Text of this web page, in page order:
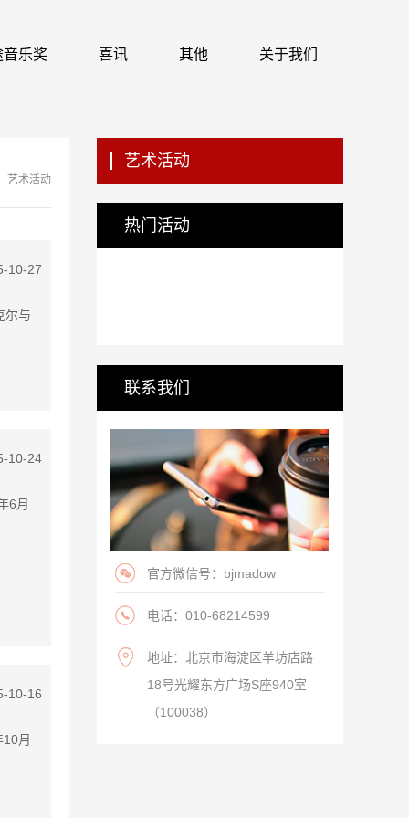
音乐奖 喜讯 其他 关于我们
艺术活动
10-27
尔与
10-24
6月
10-16
月
艺术活动
热门活动
联系我们
官方微信号：bjmadow
电话：010-68214599
地址：北京市海淀区羊坊店路
18号光耀东方广场S座940室
（100038）